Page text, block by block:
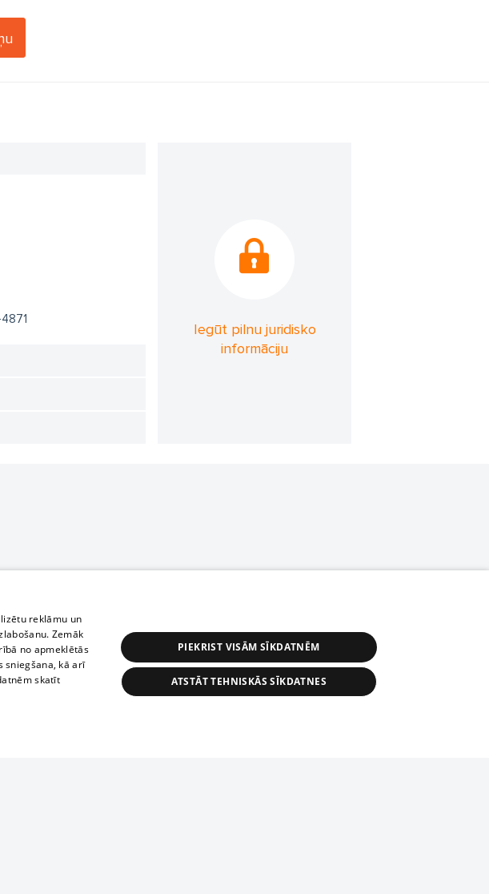
Iegūt pilnu juridisko
informāciju
reklāmu un
Zemāk
no apmeklētās
sniegšana, kā arī
skatīt
PIEKRIST VISĀM SĪKDATNĒM
ATSTĀT TEHNISKĀS SĪKDATNES